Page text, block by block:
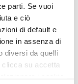
parti. Se vuoi
e ciò
di default e
in assenza di
diversi da quelli
su accetta
shampoo da
modo i capelli
di
che nutre